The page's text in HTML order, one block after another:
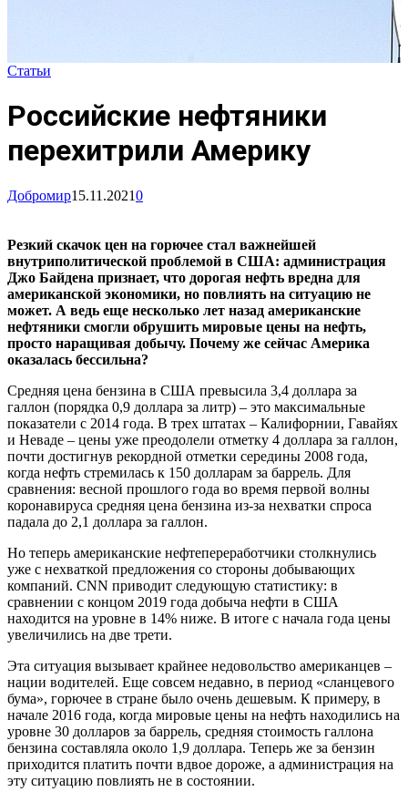
Статьи
Российские нефтяники
перехитрили Америку
Добромир15.11.20210
Резкий скачок цен на горючее стал важнейшей
внутриполитической проблемой в США: администрация
Джо Байдена признает, что дорогая нефть вредна для
американской экономики, но повлиять на ситуацию не
может. А ведь еще несколько лет назад американские
нефтяники смогли обрушить мировые цены на нефть,
просто наращивая добычу. Почему же сейчас Америка
оказалась бессильна?
Средняя цена бензина в США превысила 3,4 доллара за
галлон (порядка 0,9 доллара за литр) – это максимальные
показатели с 2014 года. В трех штатах – Калифорнии, Гавайях
и Неваде – цены уже преодолели отметку 4 доллара за галлон,
почти достигнув рекордной отметки середины 2008 года,
когда нефть стремилась к 150 долларам за баррель. Для
сравнения: весной прошлого года во время первой волны
коронавируса средняя цена бензина из-за нехватки спроса
падала до 2,1 доллара за галлон.
Но теперь американские нефтепереработчики столкнулись
уже с нехваткой предложения со стороны добывающих
компаний. CNN приводит следующую статистику: в
сравнении с концом 2019 года добыча нефти в США
находится на уровне в 14% ниже. В итоге с начала года цены
увеличились на две трети.
Эта ситуация вызывает крайнее недовольство американцев –
нации водителей. Еще совсем недавно, в период «сланцевого
бума», горючее в стране было очень дешевым. К примеру, в
начале 2016 года, когда мировые цены на нефть находились на
уровне 30 долларов за баррель, средняя стоимость галлона
бензина составляла около 1,9 доллара. Теперь же за бензин
приходится платить почти вдвое дороже, а администрация на
эту ситуацию повлиять не в состоянии.